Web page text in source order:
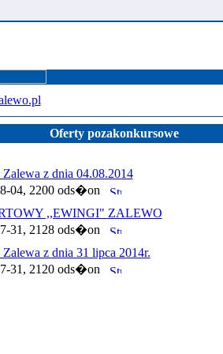
Oferty pozakonkursowe
Zalewa z dnia 04.08.2014
04, 2200 ods�on
,,EWINGI" ZALEWO
31, 2128 ods�on
Zalewa z dnia 31 lipca 2014r.
31, 2120 ods�on